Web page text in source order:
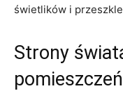
świetlików i
Strony